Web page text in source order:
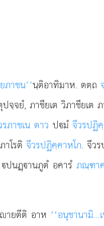
ภาชน’’นฺติอาทิมาห. ตตฺถ
จยํ, ภาชียเต วิภาชียเต
ภาชเน ตาว ปมํจีวรปฏิ
าโรติจีวรปฏิคฺคาหโก. จีว
ปนฏฺานภูตํ อคารํ ภณฺฑา
ายตีติ อาห ‘‘อนุชานามิ